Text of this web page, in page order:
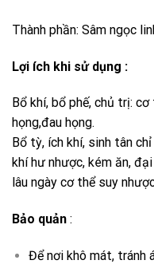
Thành phần: Sâm ngọc
Lợi ích khi sử dụng :
Bổ khí, bổ phế, chủ trị:
họng,đau họng.
Bổ tỳ, ích khí, sinh tân
khí hư nhược, kém ăn,
lâu ngày cơ thể suy
Bảo quản :
Để nơi khô mát, tránh